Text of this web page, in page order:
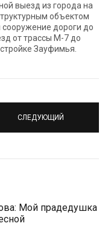
выезд из города на
объектом
дороги до
от трассы М-7 до
Зауфимья.
СЛЕДУЮЩИЙ
Мой прадедушка